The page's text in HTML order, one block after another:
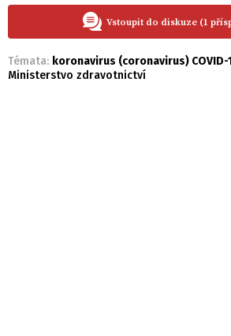
Vstoupit do diskuze (1
Témata: koronavirus (coronavirus) COVID-
Ministerstvo zdravotnictví